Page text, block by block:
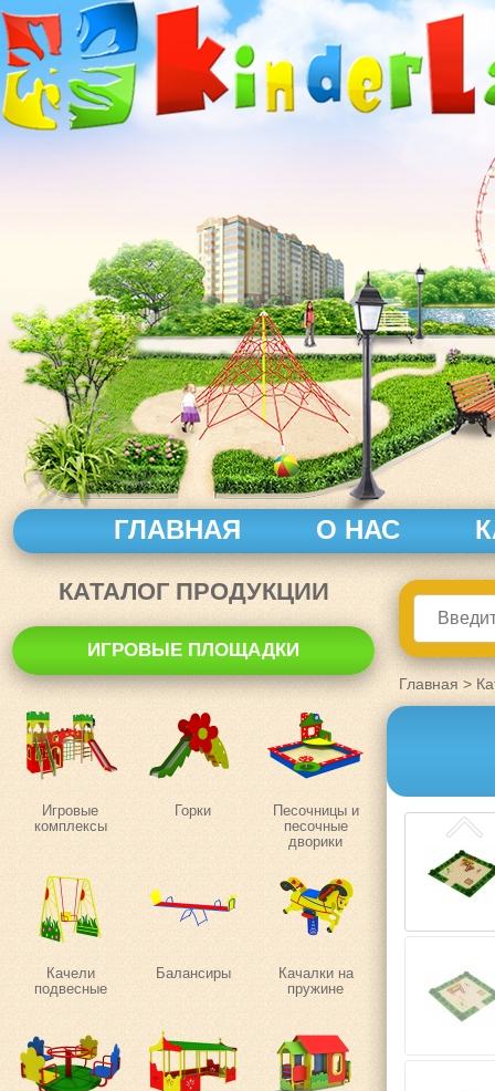
ГЛАВНАЯ О НАС
КАТАЛОГ ПРОДУКЦИИ
ИГРОВЫЕ ПЛОЩАДКИ
Игровые
комплексы
Горки
Песочницы и
песочные
дворики
Качели
подвесные
Балансиры
Качалки на
пружине
Главная >